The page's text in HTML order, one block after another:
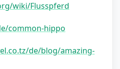
wiki/Flusspferd
common-hippo
de/blog/amazing-